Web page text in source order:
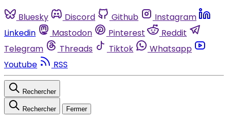
Bluesky Discord Github
Instagram
Linkedin
Mastodon Pinterest
Reddit
Telegram
Threads Tiktok
Whatsapp
Youtube
RSS
Rechercher
Rechercher Fermer